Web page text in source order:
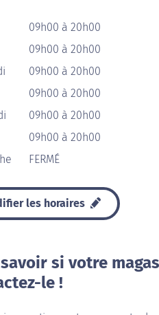
09h00 à 20h00
09h00 à 20h00
09h00 à 20h00
09h00 à 20h00
09h00 à 20h00
09h00 à 20h00
FERMÉ
les horaires
si votre
le !